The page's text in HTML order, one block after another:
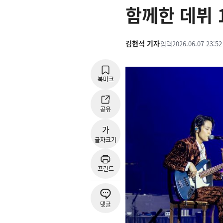
함께한 데뷔
김현석 기자입력2026.06.07 23:52
북마크
공유
가
글자크기
프린트
댓글